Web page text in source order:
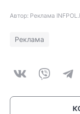
Автор: Реклама
Реклама